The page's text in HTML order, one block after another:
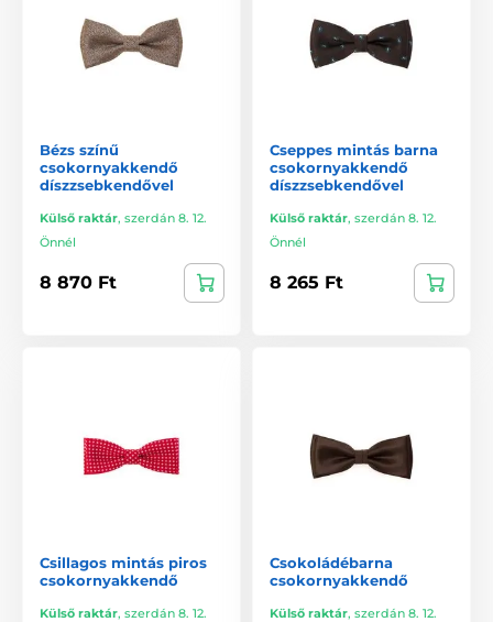
Bézs színű
csokornyakkendő
díszzsebkendővel
Külső raktár, szerdán 8. 12.
Önnél
8 870 Ft
Cseppes mintás barna
csokornyakkendő
díszzsebkendővel
Külső raktár, szerdán 8. 12.
Önnél
8 265 Ft
Csillagos mintás piros
csokornyakkendő
Külső raktár, szerdán 8. 12.
Csokoládébarna
csokornyakkendő
Külső raktár, szerdán 8. 12.